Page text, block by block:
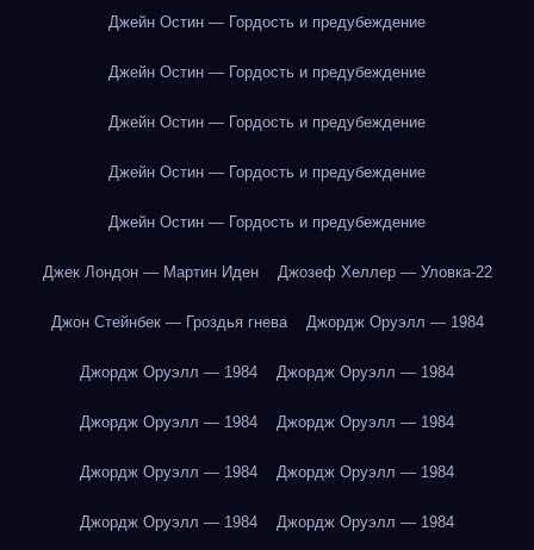
Джейн Остин — Гордость и предубеждение
Джейн Остин — Гордость и предубеждение
Джейн Остин — Гордость и предубеждение
Джейн Остин — Гордость и предубеждение
Джейн Остин — Гордость и предубеждение
Джек Лондон — Мартин Иден Джозеф Хеллер — Уловка-22
Джон Стейнбек — Гроздья гнева Джордж Оруэлл — 1984
Джордж Оруэлл — 1984 Джордж Оруэлл — 1984
Джордж Оруэлл — 1984 Джордж Оруэлл — 1984
Джордж Оруэлл — 1984 Джордж Оруэлл — 1984
Джордж Оруэлл — 1984 Джордж Оруэлл — 1984